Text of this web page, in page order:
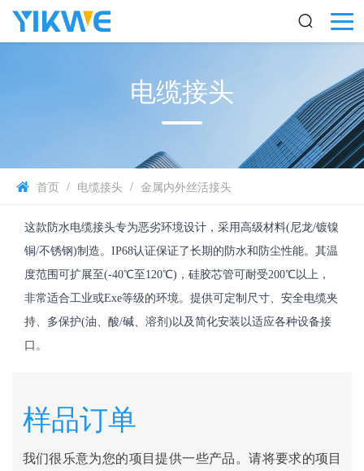
电缆接头
首页 / 电缆接头 / 金属内外丝活接头
这款防水电缆接头专为恶劣环境设计，采用高级材料(尼龙/镀镍
铜/不锈钢)制造。IP68认证保证了长期的防水和防尘性能。其温
度范围可扩展至(-40℃至120℃)，硅胶芯管可耐受200℃以上，
非常适合工业或Exe等级的环境。提供可定制尺寸、安全电缆夹
持、多保护(油、酸/碱、溶剂)以及简化安装以适应各种设备接
口。
样品订单
我们很乐意为您的项目提供一些产品。请将要求的项目